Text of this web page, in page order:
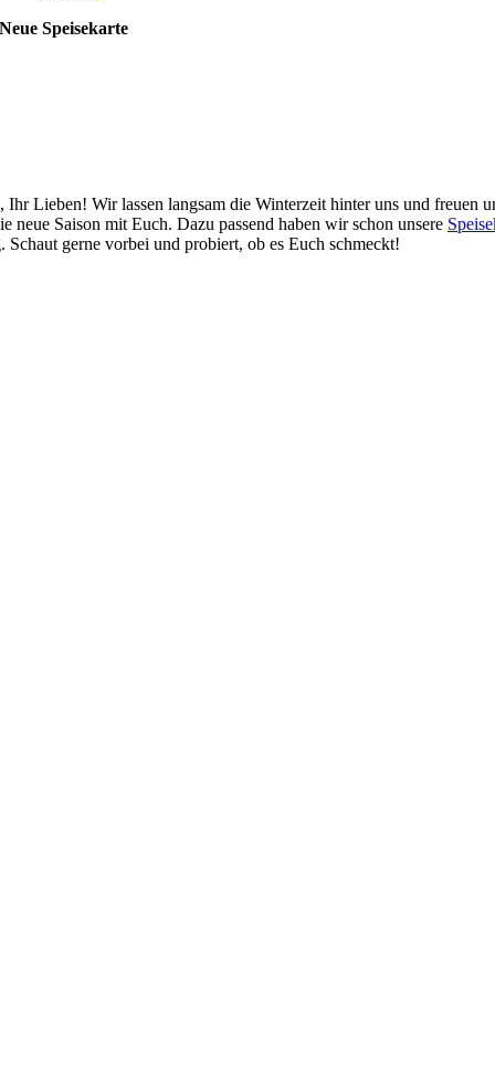
Neue Speisekarte
Ihr Lieben! Wir lassen langsam die Winterzeit hinter uns und freuen
neue Saison mit Euch. Dazu passend haben wir schon unsere
Schaut gerne vorbei und probiert, ob es Euch schmeckt!